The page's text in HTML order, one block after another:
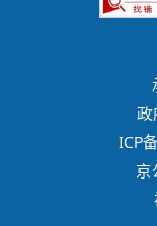
政
ICP
京